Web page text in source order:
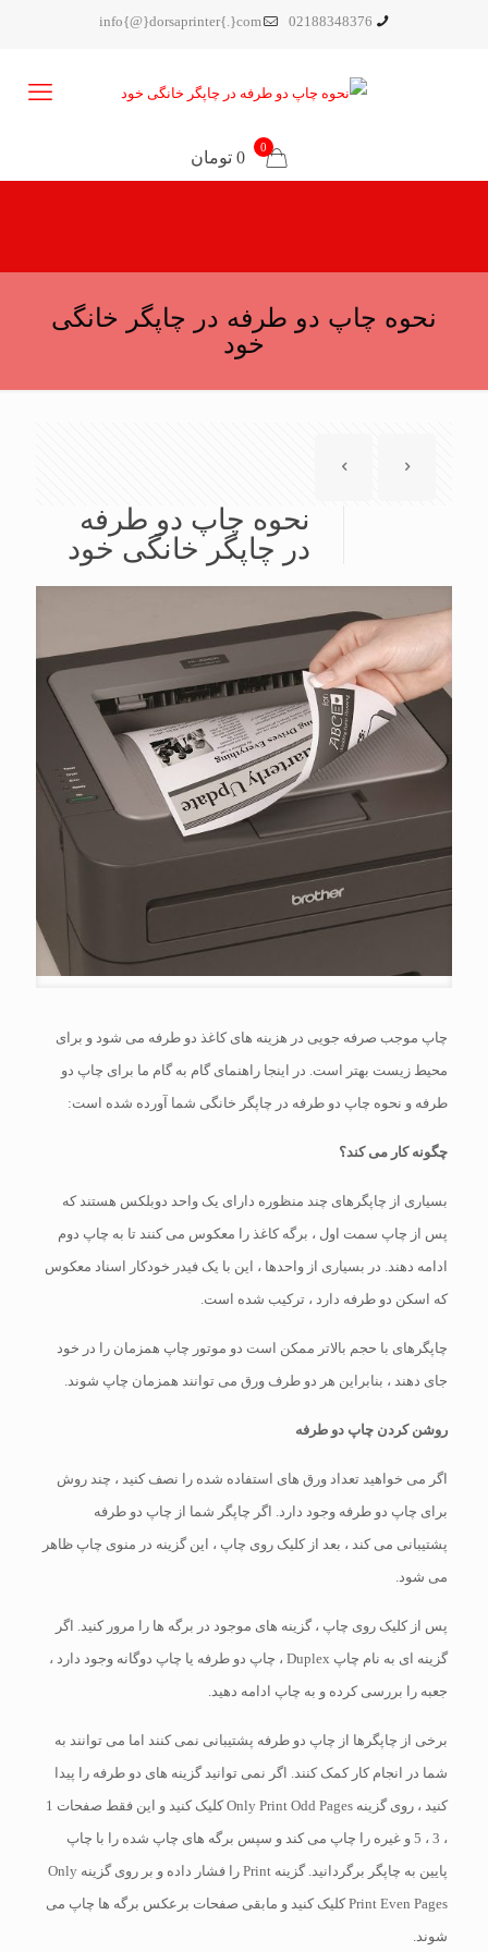
02188348376
info{@}dorsaprinter{.}com
0
0 تومان
نحوه چاپ دو طرفه در چاپگر خانگی
خود
نحوه چاپ دو طرفه
در چاپگر خانگی خود
چاپ موجب صرفه جویی در هزینه های کاغذ دو طرفه می شود و برای
محیط زیست بهتر است. در اینجا راهنمای گام به گام ما برای چاپ دو
طرفه و نحوه چاپ دو طرفه در چاپگر خانگی شما آورده شده است:
چگونه کار می کند؟
بسیاری از چاپگرهای چند منظوره دارای یک واحد دوبلکس هستند که
پس از چاپ سمت اول ، برگه کاغذ را معکوس می کنند تا به چاپ دوم
ادامه دهند. در بسیاری از واحدها ، این با یک فیدر خودکار اسناد معکوس
که اسکن دو طرفه دارد ، ترکیب شده است.
چاپگرهای با حجم بالاتر ممکن است دو موتور چاپ همزمان را در خود
جای دهند ، بنابراین هر دو طرف ورق می توانند همزمان چاپ شوند.
روشن کردن چاپ دو طرفه
اگر می خواهید تعداد ورق های استفاده شده را نصف کنید ، چند روش
برای چاپ دو طرفه وجود دارد. اگر چاپگر شما از چاپ دو طرفه
پشتیبانی می کند ، بعد از کلیک روی چاپ ، این گزینه در منوی چاپ ظاهر
می شود.
پس از کلیک روی چاپ ، گزینه های موجود در برگه ها را مرور کنید. اگر
گزینه ای به نام چاپ Duplex ، چاپ دو طرفه یا چاپ دوگانه وجود دارد ،
جعبه را بررسی کرده و به چاپ ادامه دهید.
برخی از چاپگرها از چاپ دو طرفه پشتیبانی نمی کنند اما می توانند به
شما در انجام کار کمک کنند. اگر نمی توانید گزینه های دو طرفه را پیدا
کنید ، روی گزینه Only Print Odd Pages کلیک کنید و این فقط صفحات 1
، 3 ، 5 و غیره را چاپ می کند و سپس برگه های چاپ شده را با چاپ
پایین به چاپگر برگردانید. گزینه Print را فشار داده و بر روی گزینه Only
Print Even Pages کلیک کنید و مابقی صفحات برعکس برگه ها چاپ می
شوند.